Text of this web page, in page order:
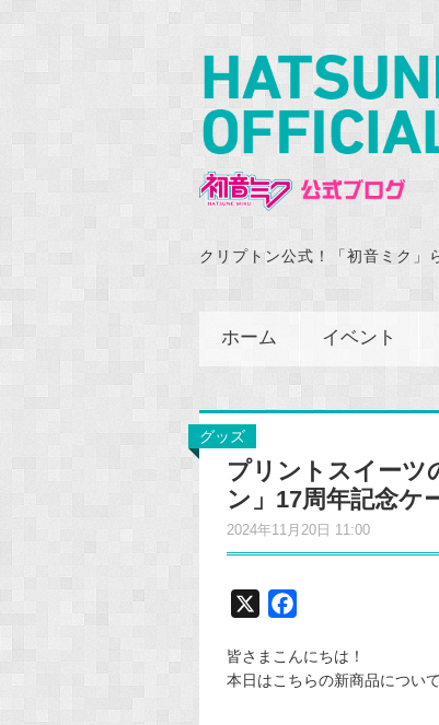
クリプトン公式！「初音ミク」
ホーム イベント
グッズ
プリントスイーツ
ン」17周年記念
2024年11月20日 11:00
c
e
皆さまこんにちは！
本日はこちらの新商品につい